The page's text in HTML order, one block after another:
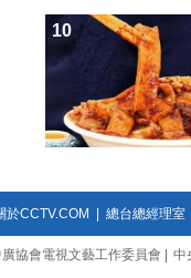
10
於CCTV.COM 總台總經理室
協會電視文藝工作委員會 中